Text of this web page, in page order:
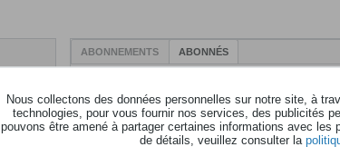
ABONNEMENTS ABONNÉS
Nom
Nous collectons des données personnelles sur notre site, à
technologies, pour vous fournir nos services, des publicités
pouvons être amené à partager certaines informations avec les
de détails, veuillez consulter la